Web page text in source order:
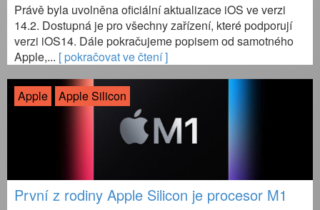
Právě byla uvolněna oficiální aktualizace iOS ve verzi
14.2. Dostupná je pro všechny zařízení, které podporují
verzi iOS14. Dále pokračujeme popisem od samotného
Apple,... [ pokračovat ve čtení ]
Apple Apple Silicon
První z rodiny Apple Silicon je procesor M1